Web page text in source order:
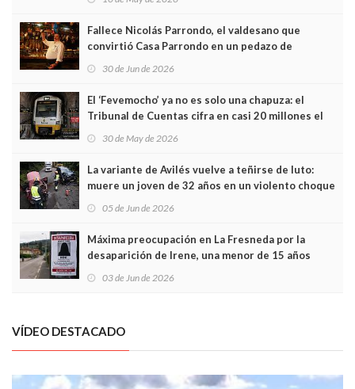
Fallece Nicolás Parrondo, el valdesano que
convirtió Casa Parrondo en un pedazo de
Asturias en Madrid
30 de Jun de 2026
El ‘Fevemocho’ ya no es solo una chapuza: el
Tribunal de Cuentas cifra en casi 20 millones el
sobrecoste de los trenes que no cabían por los
30 de May de 2026
La variante de Avilés vuelve a teñirse de luto:
muere un joven de 32 años en un violento choque
frontal
05 de Jun de 2026
Máxima preocupación en La Fresneda por la
desaparición de Irene, una menor de 15 años
03 de Jun de 2026
VÍDEO DESTACADO